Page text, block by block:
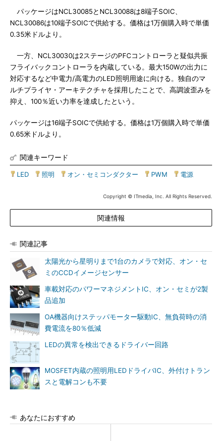
パッケージはNCL30085とNCL30088は8端子SOIC、
NCL30086は10端子SOICで供給する。価格は1万個購入時で単価
0.35米ドルより。
一方、NCL30030は2ステージのPFCコントローラと疑似共振
フライバックコントローラを内蔵している。最大150Wの出力に
対応するなど中電力/高電力のLED照明用途に向ける。独自のマ
ルチプライヤ・アーキテクチャを採用したことで、高調波歪みを
抑え、100％近い力率を達成したという。
パッケージは16端子SOICで供給する。価格は1万個購入時で単価
0.65米ドルより。
関連キーワード
LED 照明 オン・セミコンダクター PWM 電源
Copyright © ITmedia, Inc. All Rights Reserved.
関連情報
関連記事
太陽光から星明りまで1台のカメラで対応、オン・セ
ミのCCDイメージセンサー
車載対応のパワーマネジメントIC、オン・セミが2製
品追加
OA機器向けステッパモーター駆動IC、無負荷時の消
費電流を80％低減
LEDの異常を検出できるドライバー回路
MOSFET内蔵の照明用LEDドライバIC、外付けトラン
スと電解コンも不要
あなたにおすすめ